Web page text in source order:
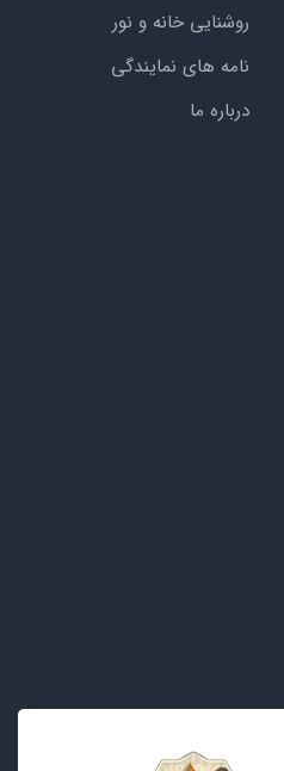
روشنایی خانه و نور
نامه های نمایندگی
درباره ما